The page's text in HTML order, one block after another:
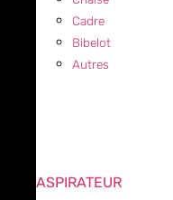
Cadre
Bibelot
Autres
ASPIRATEUR